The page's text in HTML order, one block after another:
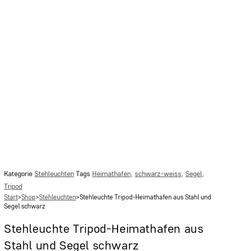
Kategorie Stehleuchten Tags Heimathafen, schwarz-weiss, Segel,
Tripod
Start>Shop>Stehleuchten>Stehleuchte Tripod-Heimathafen aus Stahl und
Segel schwarz
Stehleuchte Tripod-Heimathafen aus
Stahl und Segel schwarz